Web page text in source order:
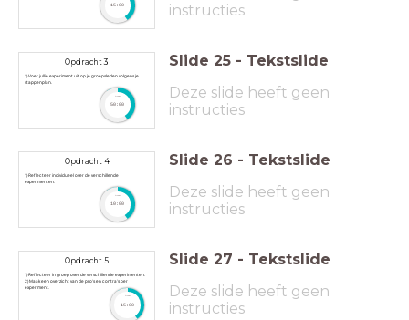
15:00
instructies
Opdracht 3
1) Voer jullie experiment uit op je groepsleden volgens je
stappenplan.
50:00
Slide 25 - Tekstslide
Deze slide heeft geen
instructies
Opdracht 4
1) Reflecteer individueel over de verschillende
experimenten.
10:00
Slide 26 - Tekstslide
Deze slide heeft geen
instructies
Opdracht 5
1) Reflecteer in groep over de verschillende experimenten.
2) Maak een overzicht van de pro's en contra's per
experiment.
15:00
Slide 27 - Tekstslide
Deze slide heeft geen
instructies